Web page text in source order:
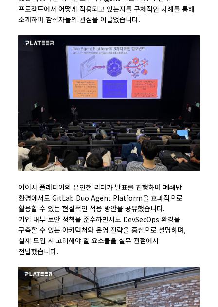
프로젝트에서 어떻게 적용되고 있는지를 구체적인 사례를 통해
소개하며 참석자들의 관심을 이끌었습니다.
이어서 플래티어의 유인철 리더가 발표를 진행하며 폐쇄망
환경에서도 GitLab Duo Agent Platform을 효과적으로
활용할 수 있는 현실적인 적용 방안을 공유했습니다.
기업 내부 보안 정책을 준수하면서도 DevSecOps 환경을
구축할 수 있는 아키텍처와 운영 전략을 중심으로 설명하며,
실제 도입 시 고려해야 할 요소들을 실무 관점에서
전달했습니다.